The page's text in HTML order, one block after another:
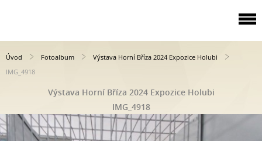
Úvod Fotoalbum
Výstava Horní Bříza 2024 Expozice Holubi
IMG_4918
Výstava Horní Bříza 2024 Expozice Holubi
IMG_4918